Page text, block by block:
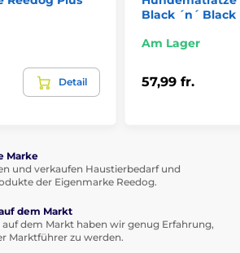
festes Material
geeignet
Matratze
Detail
Black ´n´ Black
Am Lager
57,99 fr.
Marke
und verkaufen Haustierbedarf und
der Eigenmarke Reedog.
dem Markt
auf dem Markt haben wir genug Erfahrung,
Marktführer zu werden.